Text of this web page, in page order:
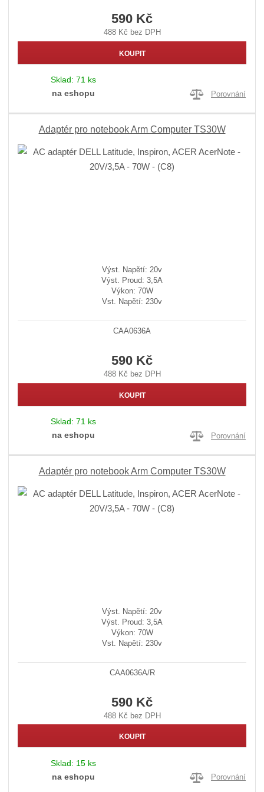
590 Kč
488 Kč bez DPH
KOUPIT
Sklad: 71 ks
na eshopu
Porovnání
Adaptér pro notebook Arm Computer TS30W
Výst. Napětí: 20v
Výst. Proud: 3,5A
Výkon: 70W
Vst. Napětí: 230v
CAA0636A
590 Kč
488 Kč bez DPH
KOUPIT
Sklad: 71 ks
na eshopu
Porovnání
Adaptér pro notebook Arm Computer TS30W
Výst. Napětí: 20v
Výst. Proud: 3,5A
Výkon: 70W
Vst. Napětí: 230v
CAA0636A/R
590 Kč
488 Kč bez DPH
KOUPIT
Sklad: 15 ks
na eshopu
Porovnání